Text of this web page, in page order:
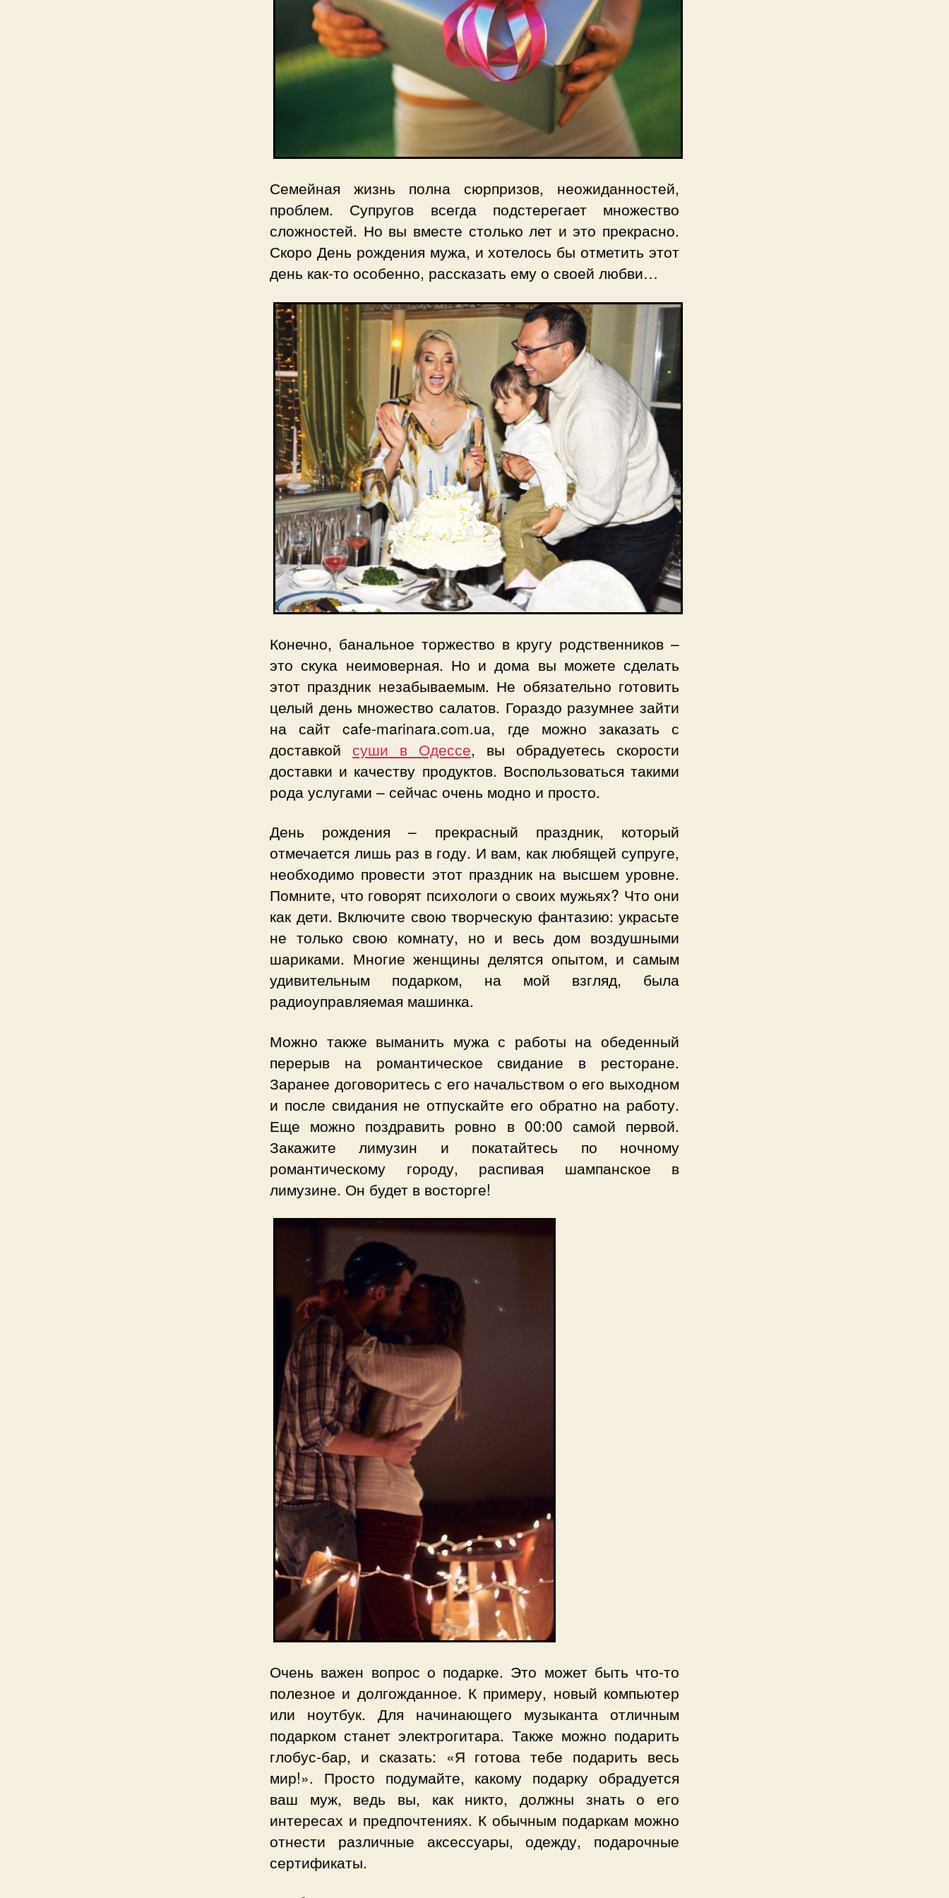
Семейная жизнь полна сюрпризов, неожиданностей,
проблем. Супругов всегда подстерегает множество
сложностей. Но вы вместе столько лет и это прекрасно.
Скоро День рождения мужа, и хотелось бы отметить этот
день как-то особенно, рассказать ему о своей любви…
Конечно, банальное торжество в кругу родственников –
это скука неимоверная. Но и дома вы можете сделать
этот праздник незабываемым. Не обязательно готовить
целый день множество салатов. Гораздо разумнее зайти
на сайт cafe-marinara.com.ua, где можно заказать с
доставкой суши в Одессе, вы обрадуетесь скорости
доставки и качеству продуктов. Воспользоваться такими
рода услугами – сейчас очень модно и просто.
День рождения – прекрасный праздник, который
отмечается лишь раз в году. И вам, как любящей супруге,
необходимо провести этот праздник на высшем уровне.
Помните, что говорят психологи о своих мужьях? Что они
как дети. Включите свою творческую фантазию: украсьте
не только свою комнату, но и весь дом воздушными
шариками. Многие женщины делятся опытом, и самым
удивительным подарком, на мой взгляд, была
радиоуправляемая машинка.
Можно также выманить мужа с работы на обеденный
перерыв на романтическое свидание в ресторане.
Заранее договоритесь с его начальством о его выходном
и после свидания не отпускайте его обратно на работу.
Еще можно поздравить ровно в 00:00 самой первой.
Закажите лимузин и покатайтесь по ночному
романтическому городу, распивая шампанское в
лимузине. Он будет в восторге!
Очень важен вопрос о подарке. Это может быть что-то
полезное и долгожданное. К примеру, новый компьютер
или ноутбук. Для начинающего музыканта отличным
подарком станет электрогитара. Также можно подарить
глобус-бар, и сказать: «Я готова тебе подарить весь
мир!». Просто подумайте, какому подарку обрадуется
ваш муж, ведь вы, как никто, должны знать о его
интересах и предпочтениях. К обычным подаркам можно
отнести различные аксессуары, одежду, подарочные
сертификаты.